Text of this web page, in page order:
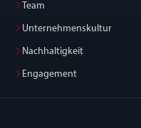
Team
Unternehmenskultur
Nachhaltigkeit
Engagement